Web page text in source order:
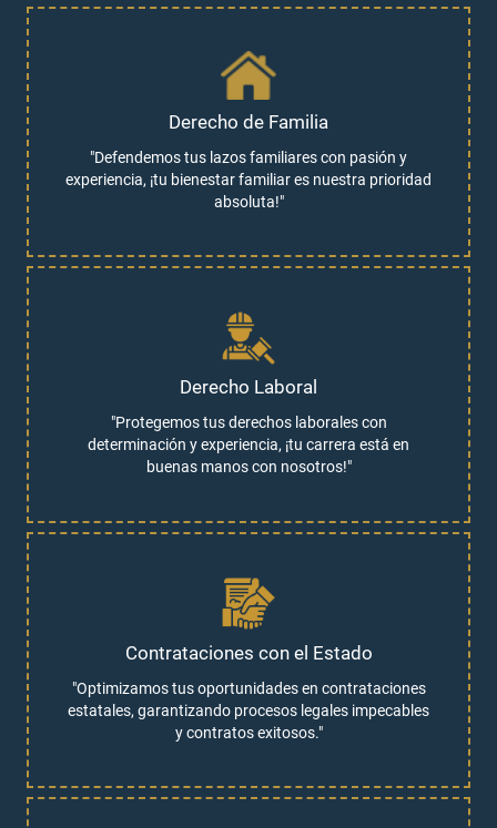
Derecho de Familia
"Defendemos tus lazos familiares con pasión y
experiencia, ¡tu bienestar familiar es nuestra prioridad
absoluta!"
Derecho Laboral
"Protegemos tus derechos laborales con
determinación y experiencia, ¡tu carrera está en
buenas manos con nosotros!"
Contrataciones con el Estado
"Optimizamos tus oportunidades en contrataciones
estatales, garantizando procesos legales impecables
y contratos exitosos."